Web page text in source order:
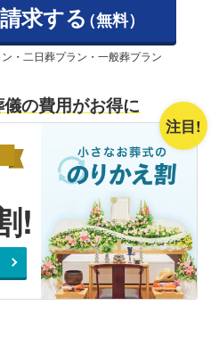
求する（無料）
・二日葬プラン・一般葬プラン
儀の費用がお得に
注目!
!